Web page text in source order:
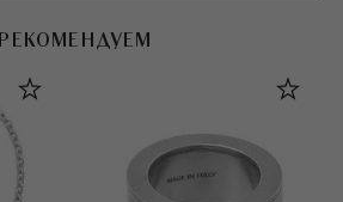
РЕКОМЕНДУЕМ